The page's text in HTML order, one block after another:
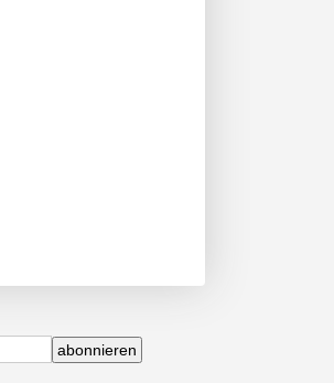
abonnieren